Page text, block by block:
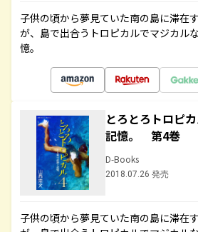
子供の頃から夢見ていた南の島に滞在
が、島で出合うトロピカルでマジカル
憶。
とろとろトロピ
記憶。 第4巻
D-Books
2018.07.26 発売
子供の頃から夢見ていた南の島に滞在